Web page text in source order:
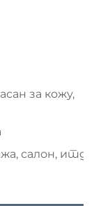
за кожу,
салон, итд.